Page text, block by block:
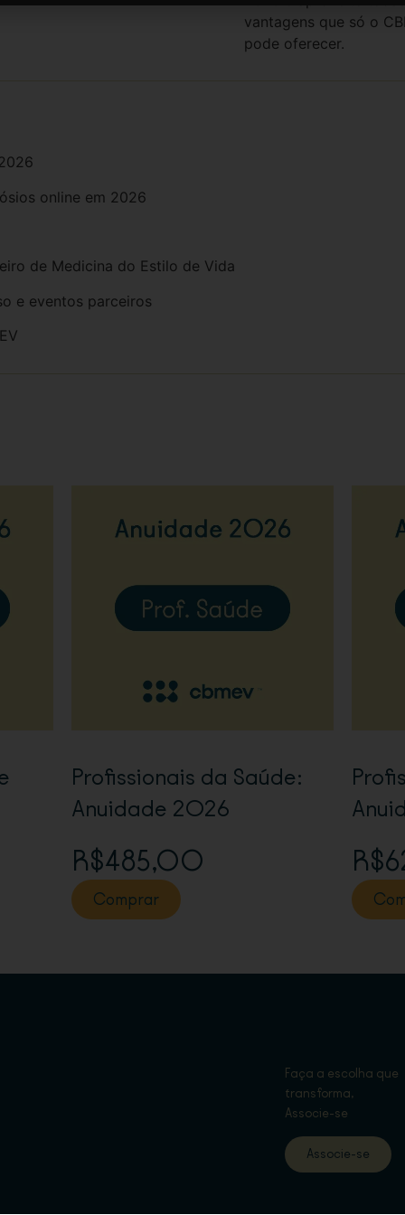
vantagens que só o
pode oferecer.
online em 2026
de Medicina do Estilo de Vida
e eventos parceiros
Profissionais da Saúde:
Anuidade 2026
R$485,00
Comprar
Faça a escolha que
transforma,
Associe-se
Associe-se